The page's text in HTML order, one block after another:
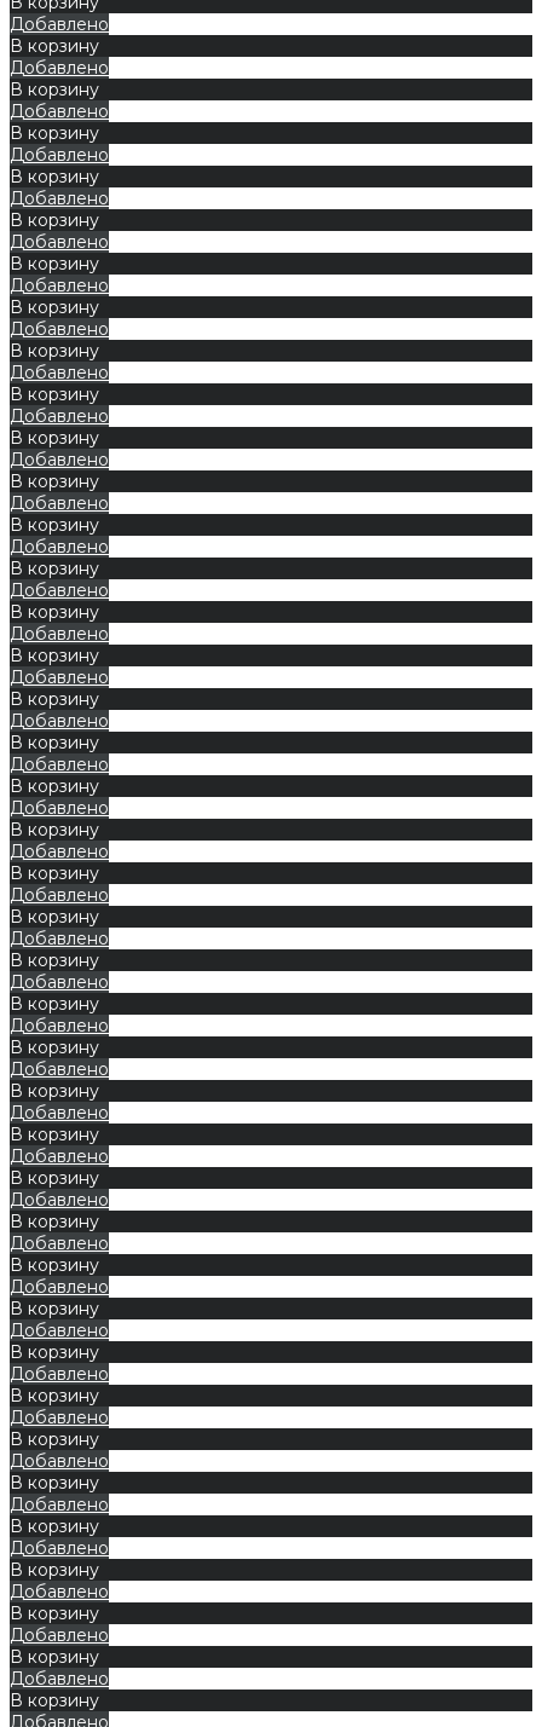
Добавлено
В корзину
Добавлено
В корзину
Добавлено
В корзину
Добавлено
В корзину
Добавлено
В корзину
Добавлено
В корзину
Добавлено
В корзину
Добавлено
В корзину
Добавлено
В корзину
Добавлено
В корзину
Добавлено
В корзину
Добавлено
В корзину
Добавлено
В корзину
Добавлено
В корзину
Добавлено
В корзину
Добавлено
В корзину
Добавлено
В корзину
Добавлено
В корзину
Добавлено
В корзину
Добавлено
В корзину
Добавлено
В корзину
Добавлено
В корзину
Добавлено
В корзину
Добавлено
В корзину
Добавлено
В корзину
Добавлено
В корзину
Добавлено
В корзину
Добавлено
В корзину
Добавлено
В корзину
Добавлено
В корзину
Добавлено
В корзину
Добавлено
В корзину
Добавлено
В корзину
Добавлено
В корзину
Добавлено
В корзину
Добавлено
В корзину
Добавлено
В корзину
Добавлено
В корзину
Добавлено
В корзину
Добавлено